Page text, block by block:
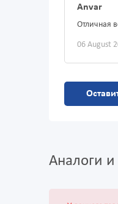
Anvar
Отличная
06 August
Аналоги